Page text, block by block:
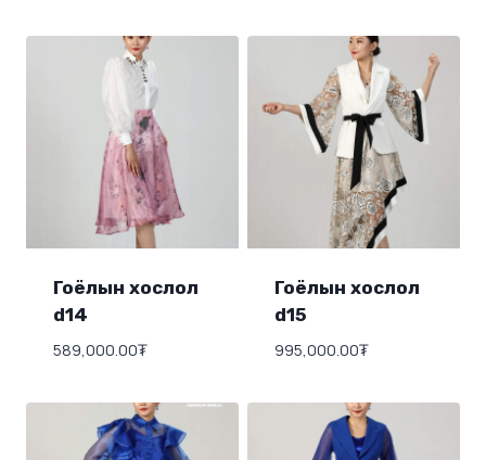
Гоёлын хослол
d14
589,000.00₮
Гоёлын хослол
d15
995,000.00₮